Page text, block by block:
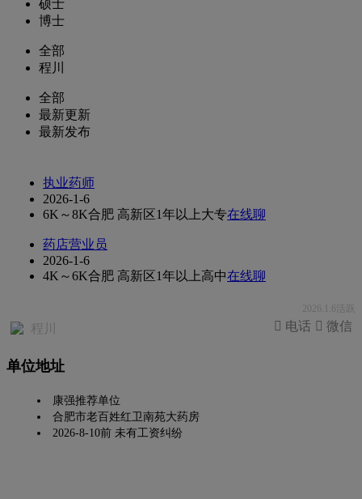
硕士
博士
全部
程川
全部
最新更新
最新发布
执业药师
2026-1-6
6K～8K合肥 高新区1年以上大专在线聊
药店营业员
2026-1-6
4K～6K合肥 高新区1年以上高中在线聊
2026.1.6活跃
程川  微信
 电话
单位地址
康强推荐单位
合肥市老百姓红卫南苑大药房
2026-8-10前 未有工资纠纷